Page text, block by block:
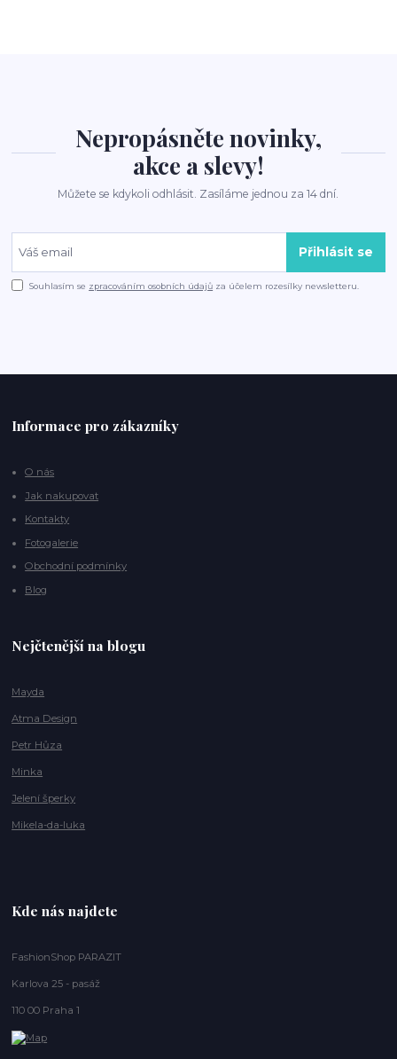
Nepropásněte novinky,
akce a slevy!
Můžete se kdykoli odhlásit. Zasíláme jednou za 14 dní.
Přihlásit se
Souhlasím se zpracováním osobních údajů za účelem rozesílky newsletteru.
Informace pro zákazníky
O nás
Jak nakupovat
Kontakty
Fotogalerie
Obchodní podmínky
Blog
Nejčtenější na blogu
Mayda
Atma Design
Petr Hůza
Minka
Jelení šperky
Mikela-da-luka
Kde nás najdete
FashionShop PARAZIT
Karlova 25 - pasáž
110 00 Praha 1